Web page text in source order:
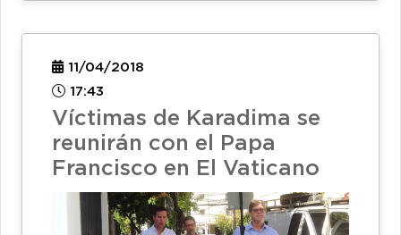
11/04/2018
17:43
Víctimas de Karadima se
reunirán con el Papa
Francisco en El Vaticano